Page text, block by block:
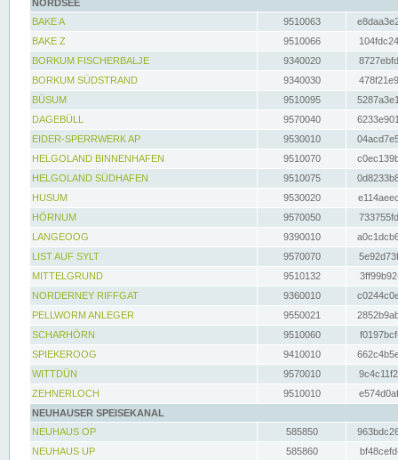
NORDSEE
BAKE A
9510063
BAKE Z
9510066
BORKUM FISCHERBALJE
9340020
BORKUM SÜDSTRAND
9340030
BÜSUM
9510095
DAGEBÜLL
9570040
EIDER-SPERRWERK AP
9530010
HELGOLAND BINNENHAFEN
9510070
HELGOLAND SÜDHAFEN
9510075
HUSUM
9530020
HÖRNUM
9570050
LANGEOOG
9390010
LIST AUF SYLT
9570070
MITTELGRUND
9510132
NORDERNEY RIFFGAT
9360010
PELLWORM ANLEGER
9550021
SCHARHÖRN
9510060
SPIEKEROOG
9410010
WITTDÜN
9570010
ZEHNERLOCH
9510010
NEUHAUSER SPEISEKANAL
NEUHAUS OP
585850
NEUHAUS UP
585860